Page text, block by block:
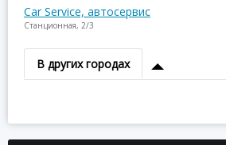
Car Service, автосервис
Станционная, 2/3
В других городах